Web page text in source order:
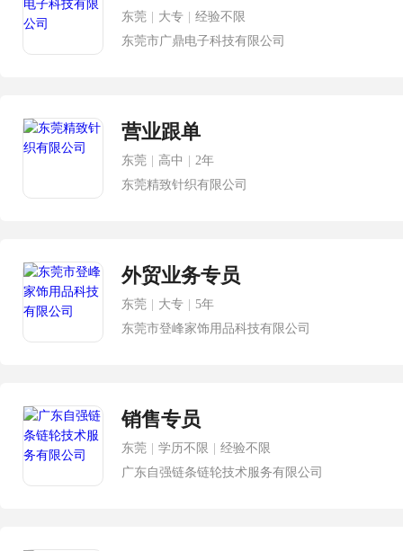
东莞 大专
经验不限
东莞市广鼎电子科技有限公司
营业跟单
东莞 高中
2年
东莞精致针织有限公司
外贸业务专员
东莞 大专
5年
东莞市登峰家饰用品科技有限公司
销售专员
东莞 学历不限
经验不限
广东自强链条链轮技术服务有限公司